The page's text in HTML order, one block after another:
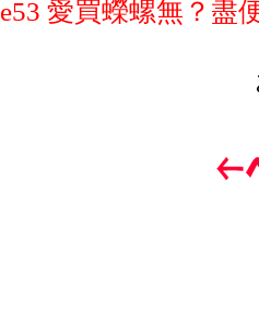
e53 愛買蠑螺無？盡